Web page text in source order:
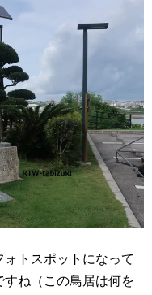
トスポットになって
ね（この鳥居は何を